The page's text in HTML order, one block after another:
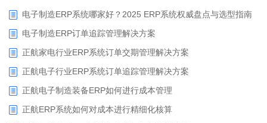
电子制造ERP系统哪家好？2025 ERP系统权威盘点与选型指南
电子制造ERP订单追踪管理解决方案
正航家电行业ERP系统订单交期管理解决方案
正航电子行业ERP系统订单追踪管理解决方案
正航电子制造装备ERP如何进行成本管理
正航ERP系统如何对成本进行精细化核算